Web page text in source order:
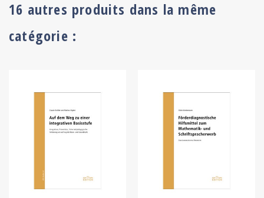
16 autres produits dans la même
catégorie :